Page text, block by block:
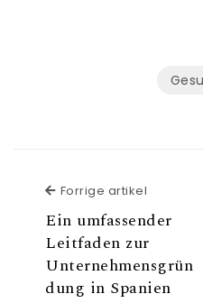
Forrige artikel
Ein umfassender
Leitfaden zur
Unternehmensgrün
dung in Spanien